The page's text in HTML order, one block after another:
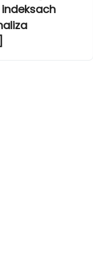
indeksach